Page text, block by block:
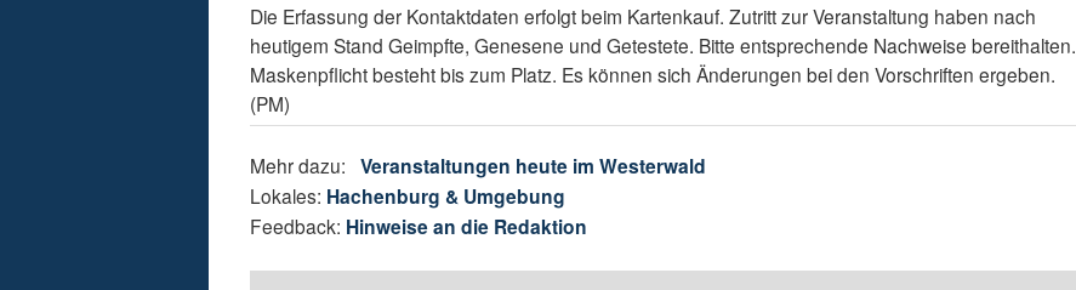
Die Erfassung der Kontaktdaten erfolgt beim Kartenkauf. Zutritt zur Veranstaltung haben nach
heutigem Stand Geimpfte, Genesene und Getestete. Bitte entsprechende Nachweise bereithalten.
Maskenpflicht besteht bis zum Platz. Es können sich Änderungen bei den Vorschriften ergeben.
(PM)
Mehr dazu:Veranstaltungen heute im Westerwald
Lokales: Hachenburg & Umgebung
Feedback: Hinweise an die Redaktion